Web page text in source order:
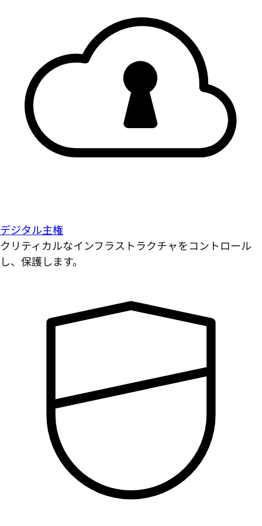
デジタル主権
クリティカルなインフラストラクチャをコントロール
し、保護します。